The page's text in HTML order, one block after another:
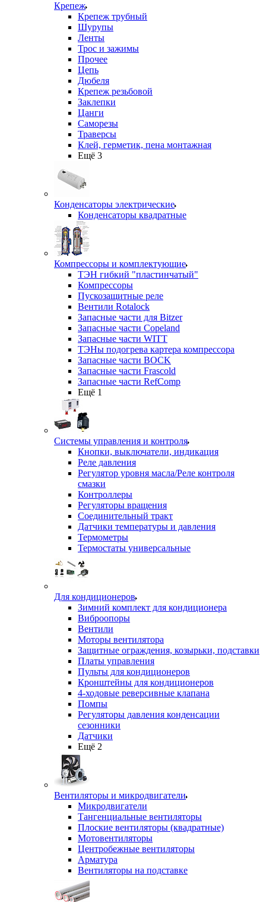
Крепеж
Крепеж трубный
Шурупы
Ленты
Трос и зажимы
Прочее
Цепь
Дюбеля
Крепеж резьбовой
Заклепки
Цанги
Саморезы
Траверсы
Клей, герметик, пена монтажная
Ещё 3
Конденсаторы электрические
Конденсаторы квадратные
Компрессоры и комплектующие
ТЭН гибкий "пластинчатый"
Компрессоры
Пускозащитные реле
Вентили Rotalock
Запасные части для Bitzer
Запасные части Copeland
Запасные части WITT
ТЭНы подогрева картера компрессора
Запасные части BOCK
Запасные части Frascold
Запасные части RefComp
Ещё 1
Системы управления и контроля
Кнопки, выключатели, индикация
Реле давления
Регулятор уровня масла/Реле контроля
смазки
Контроллеры
Регуляторы вращения
Соединительный тракт
Датчики температуры и давления
Термометры
Термостаты универсальные
Для кондиционеров
Зимний комплект для кондиционера
Виброопоры
Вентили
Моторы вентилятора
Защитные ограждения, козырьки, подставки
Платы управления
Пульты для кондиционеров
Кронштейны для кондиционеров
4-ходовые реверсивные клапана
Помпы
Регуляторы давления конденсации
сезонники
Датчики
Ещё 2
Вентиляторы и микродвигатели
Микродвигатели
Тангенциальные вентиляторы
Плоские вентиляторы (квадратные)
Мотовентиляторы
Центробежные вентиляторы
Арматура
Вентиляторы на подставке